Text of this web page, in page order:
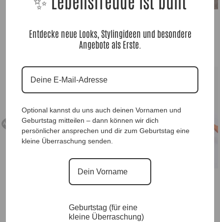
38-48|, Anr.: 3305
59,90€
48+|, Anr.: 3203
69,90€
Anr.: 4150
Ausverkauft
Entdecke neue Looks, Stylingideen und besondere
Angebote als Erste.
Optional kannst du uns auch deinen Vornamen und
Geburtstag mitteilen – dann können wir dich
persönlicher ansprechen und dir zum Geburtstag eine
kleine Überraschung senden.
Geburtstag (für eine
kleine Überraschung)